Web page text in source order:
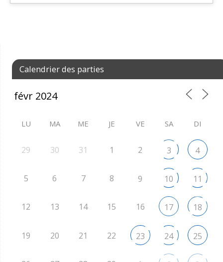
Calendrier des parties
LU MA ME JE VE SA DI
29 30 31 1 2 3 4
5 6 7 8 9 10 11
12 13 14 15 16 17 18
19 20 21 22 23 24 25